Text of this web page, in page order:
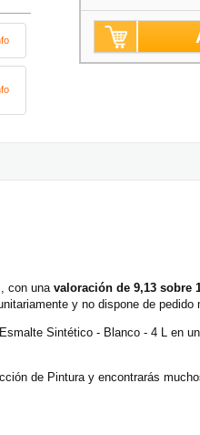
con una valoración de 9,13 sobre
y no dispone de pedido
Sintético - Blanco - 4 L en un
de Pintura y encontrarás